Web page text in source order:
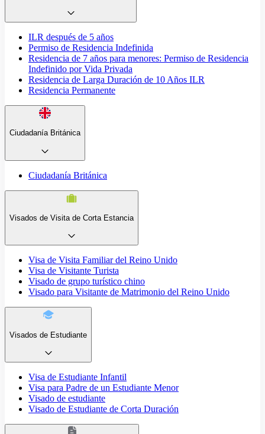
ILR después de 5 años
Permiso de Residencia Indefinida
Residencia de 7 años para menores: Permiso de Residencia
Indefinido por Vida Privada
Residencia de Larga Duración de 10 Años ILR
Residencia Permanente
Ciudadanía Británica
Ciudadanía Británica
Visados de Visita de Corta Estancia
Visa de Visita Familiar del Reino Unido
Visa de Visitante Turista
Visado de grupo turístico chino
Visado para Visitante de Matrimonio del Reino Unido
Visados de Estudiante
Visa de Estudiante Infantil
Visa para Padre de un Estudiante Menor
Visado de estudiante
Visado de Estudiante de Corta Duración